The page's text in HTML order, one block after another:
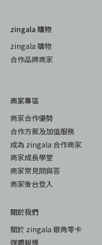
zingala 購物
zingala 購物
合作品牌商家
商家專區
商家合作優勢
合作方案及加值服務
成為 zingala 合作商家
商家成長學堂
商家常見問與答
商家後台登入
關於我們
關於 zingala 銀角零卡
媒體報導